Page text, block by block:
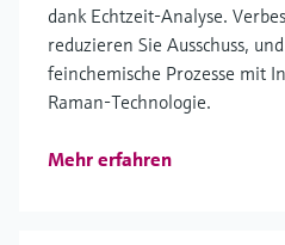
dank Echtzeit-Analyse.
reduzieren Sie Ausschuss,
feinchemische Prozesse mit
Raman-Technologie.
Mehr erfahren